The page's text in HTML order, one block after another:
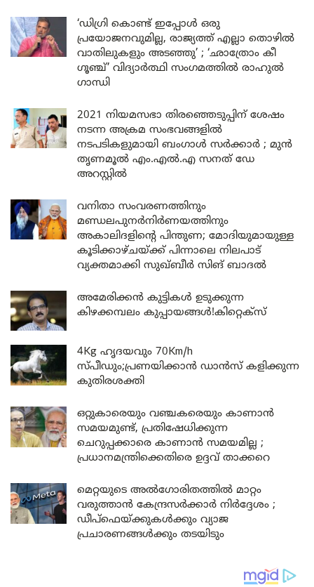
‘ഡിഗ്രി കൊണ്ട് ഇപ്പോൾ ഒരു
പ്രയോജനവുമില്ല, രാജ്യത്ത് എല്ലാ തൊഴിൽ
വാതിലുകളും അടഞ്ഞു’ ; ‘ഛാത്രോം കീ
ഗൂഞ്ച്’ വിദ്യാർത്ഥി സംഗമത്തിൽ രാഹുൽ
ഗാന്ധി
2021 നിയമസഭാ തിരഞ്ഞെടുപ്പിന് ശേഷം
നടന്ന അക്രമ സംഭവങ്ങളിൽ
നടപടികളുമായി ബംഗാൾ സർക്കാർ ; മുൻ
തൃണമൂൽ എം.എൽ.എ സനത് ഡേ
അറസ്റ്റിൽ
വനിതാ സംവരണത്തിനും
മണ്ഡലപുനർനിർണയത്തിനും
അകാലിദളിന്റെ പിന്തുണ; മോദിയുമായുള്ള
കൂടിക്കാഴ്ചയ്ക്ക് പിന്നാലെ നിലപാട്
വ്യക്തമാക്കി സുഖ്ബീർ സിങ് ബാദൽ
അമേരിക്കൻ കുട്ടികൾ ഉടുക്കുന്ന
കിഴക്കമ്പലം കുപ്പായങ്ങൾ!കിറ്റെക്സ്
4Kg ഹൃദയവും 70Km/h
സ്പീഡും;പ്രണയിക്കാൻ ഡാൻസ് കളിക്കുന്ന
കുതിരശക്തി
ഒറ്റുകാരെയും വഞ്ചകരെയും കാണാൻ
സമയമുണ്ട്, പ്രതിഷേധിക്കുന്ന
ചെറുപ്പക്കാരെ കാണാൻ സമയമില്ല ;
പ്രധാനമന്ത്രിക്കെതിരെ ഉദ്ദവ് താക്കറെ
മെറ്റയുടെ അൽഗോരിതത്തിൽ മാറ്റം
വരുത്താൻ കേന്ദ്രസർക്കാർ നിർദ്ദേശം ;
ഡീപ്‌ഫെയ്ക്കുകൾക്കും വ്യാജ
പ്രചാരണങ്ങൾക്കും തടയിടും